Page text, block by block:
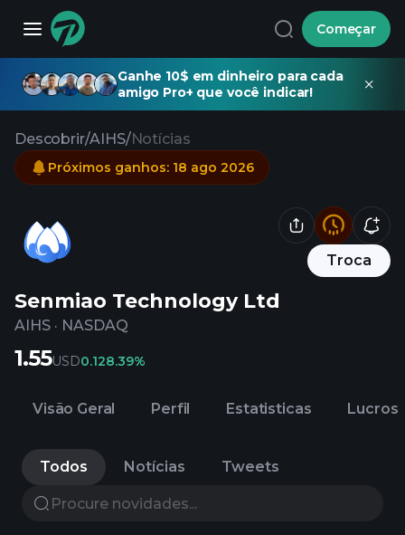
Começar
Ganhe 10$ em dinheiro para cada
amigo Pro+ que você indicar!
Descobrir/AIHS/Notícias
Troca
Senmiao Technology Ltd
AIHS · NASDAQ
Próximos ganhos: 18 ago 2026
1.55USD0.128.39%
Visão Geral Perfil Estatisticas Lucros
Todos Notícias Tweets